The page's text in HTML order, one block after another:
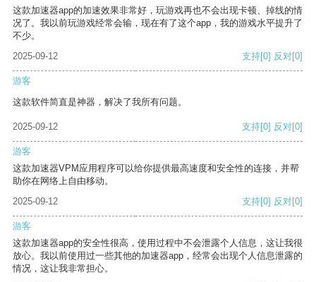
这款加速器app的加速效果非常好，玩游戏再也不会出现卡顿、掉线的情
况了。我以前玩游戏经常会输，现在有了这个app，我的游戏水平提升了
不少。
2025-09-12
支持[0] 反对[0]
游客
这款软件简直是神器，解决了我所有问题。
2025-09-12 支持[0] 反对[0]
游客
这款加速器VPM应用程序可以给你提供最高速度和安全性的连接，并帮
助你在网络上自由移动。
2025-09-12
支持[0] 反对[0]
游客
这款加速器app的安全性很高，使用过程中不会泄露个人信息，这让我很
放心。我以前使用过一些其他的加速器app，经常会出现个人信息泄露的
情况，这让我非常担心。